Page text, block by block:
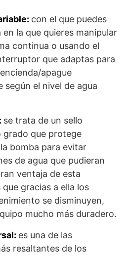
con el que puedes
la que quieres manipular
continua o usando el
que adaptas para
apague
según el nivel de agua
se trata de un sello
grado que protege
bomba para evitar
de agua que pudieran
ventaja de esta
gracias a ella los
se disminuyen,
mucho más duradero.
es una de las
resaltantes de los